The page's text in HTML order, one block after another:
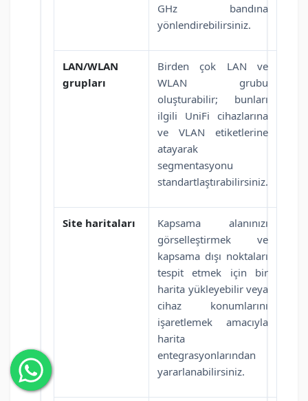
GHz bandına
yönlendirebilirsiniz.
LAN/WLAN
grupları
Birden çok LAN ve
WLAN grubu
oluşturabilir; bunları
ilgili UniFi cihazlarına
ve VLAN etiketlerine
atayarak
segmentasyonu
standartlaştırabilirsiniz.
Site haritaları
Kapsama alanınızı
görselleştirmek ve
kapsama dışı noktaları
tespit etmek için bir
harita yükleyebilir veya
cihaz konumlarını
işaretlemek amacıyla
harita
entegrasyonlarından
yararlanabilirsiniz.